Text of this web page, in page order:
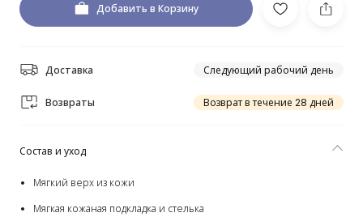
Добавить в Корзину
Доставка Следующий рабочий день
Возвраты Возврат в течение 28 дней
Состав и уход
Мягкий верх из кожи
Мягкая кожаная подкладка и стелька